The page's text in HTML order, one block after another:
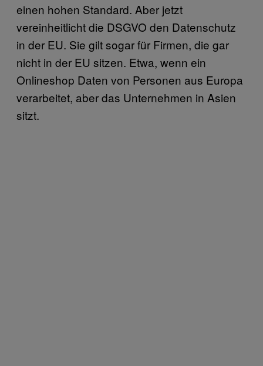
einen hohen Standard. Aber jetzt
vereinheitlicht die DSGVO den Datenschutz
in der EU. Sie gilt sogar für Firmen, die gar
nicht in der EU sitzen. Etwa, wenn ein
Onlineshop Daten von Personen aus Europa
verarbeitet, aber das Unternehmen in Asien
sitzt.